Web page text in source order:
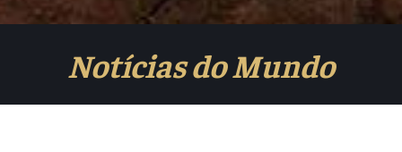
Notícias do Mundo